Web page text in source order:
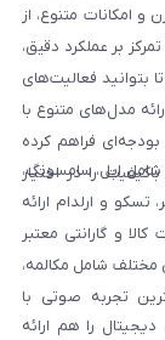
و امکانات متنوع، از
بر عملکرد دقیق،
بتوانید فعالیت‌های
مدل‌های متنوع با
فراهم کرده
را در اختیار
اپل، سامسونگ،
تسکو و ارلدام ارائه
و گارانتی معتبر
شامل مکالمه،
تجربه صوتی با
را هم ارائه